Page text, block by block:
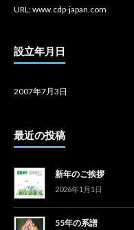
URL: www.cdp-japan.com
設立年月日
2007年7月3日
最近の投稿
新年のご挨拶
2026年1月1日
55年の系譜